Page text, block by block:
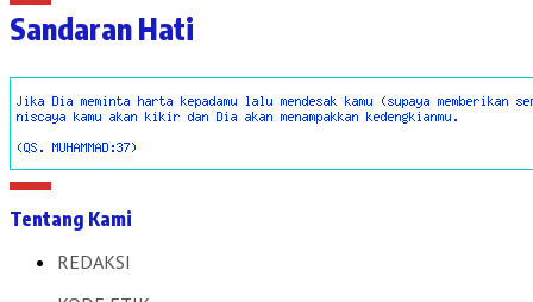
Sandaran Hati
Tentang Kami
REDAKSI